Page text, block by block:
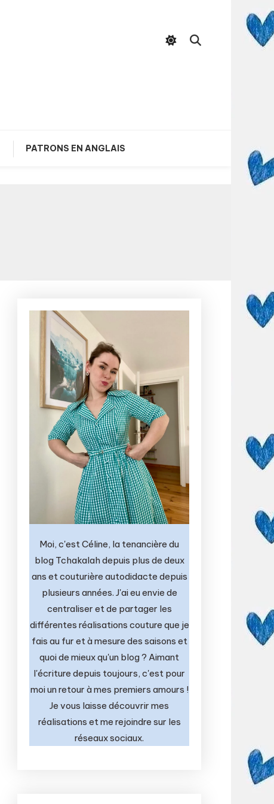
PATRONS EN ANGLAIS
Moi, c'est Céline, la tenancière du
blog Tchakalah depuis plus de deux
ans et couturière autodidacte depuis
plusieurs années. J'ai eu envie de
centraliser et de partager les
différentes réalisations couture que je
fais au fur et à mesure des saisons et
quoi de mieux qu'un blog ? Aimant
l'écriture depuis toujours, c'est pour
moi un retour à mes premiers amours !
Je vous laisse découvrir mes
réalisations et me rejoindre sur les
réseaux sociaux.